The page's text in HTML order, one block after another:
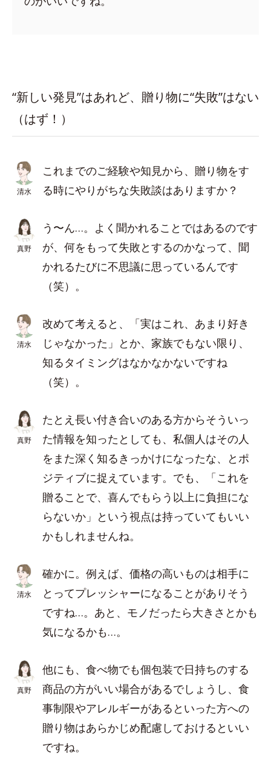
“新しい発見”はあれど、贈り物に“失敗”はない
（はず！）
清水
これまでのご経験や知見から、贈り物をす
る時にやりがちな失敗談はありますか？
真野
う〜ん…。よく聞かれることではあるのです
が、何をもって失敗とするのかなって、聞
かれるたびに不思議に思っているんです
（笑）。
清水
改めて考えると、「実はこれ、あまり好き
じゃなかった」とか、家族でもない限り、
知るタイミングはなかなかないですね
（笑）。
真野
たとえ長い付き合いのある方からそういっ
た情報を知ったとしても、私個人はその人
をまた深く知るきっかけになったな、とポ
ジティブに捉えています。でも、「これを
贈ることで、喜んでもらう以上に負担にな
らないか」という視点は持っていてもいい
かもしれませんね。
清水
確かに。例えば、価格の高いものは相手に
とってプレッシャーになることがありそう
ですね…。あと、モノだったら大きさとかも
気になるかも…。
真野
他にも、食べ物でも個包装で日持ちのする
商品の方がいい場合があるでしょうし、食
事制限やアレルギーがあるといった方への
贈り物はあらかじめ配慮しておけるといい
ですね。